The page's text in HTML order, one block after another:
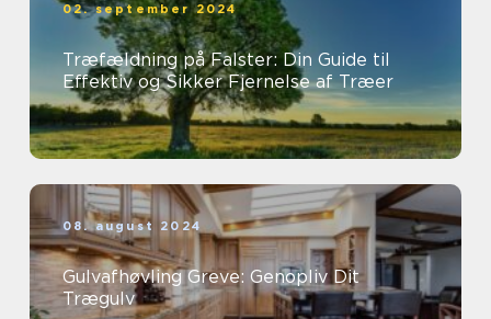
02. september 2024
Træfældning på Falster: Din Guide til
Effektiv og Sikker Fjernelse af Træer
08. august 2024
Gulvafhøvling Greve: Genopliv Dit
Trægulv